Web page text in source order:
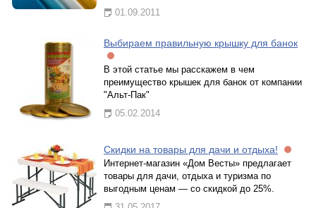
01.09.2011
Выбираем правильную крышку для банок
В этой статье мы расскажем в чем
преимущество крышек для банок от компании
"Альт-Пак"
05.02.2014
Скидки на товары для дачи и отдыха!
Интернет-магазин «Дом Весты» предлагает
товары для дачи, отдыха и туризма по
выгодным ценам — со скидкой до 25%.